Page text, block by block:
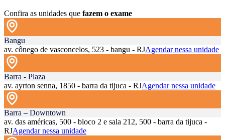
Confira as unidades que fazem o exame
Bangu
av. cônego de vasconcelos, 523 - bangu - RJAgendar nessa unidade
Barra - Plaza
av. ayrton senna, 1850 - barra da tijuca - RJAgendar nessa unidade
Barra – Downtown
av. das américas, 500 - bloco 2 e sala 212, 500 - barra da tijuca -
RJAgendar nessa unidade